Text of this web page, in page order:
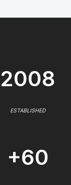
2008
ESTABLISHED
+60